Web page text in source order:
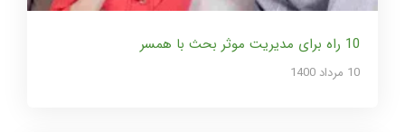
10 راه برای مدیریت موثر بحث با همسر
10 مرداد 1400